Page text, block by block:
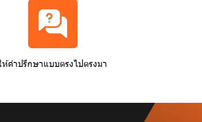
ห้คำปรึกษาแบบตรงไปตรงมา